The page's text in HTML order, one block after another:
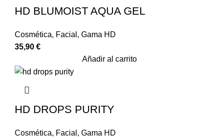
HD BLUMOIST AQUA GEL
Cosmética, Facial , Gama HD
35,90 €
Añadir al carrito
HD DROPS PURITY
Cosmética, Facial , Gama HD